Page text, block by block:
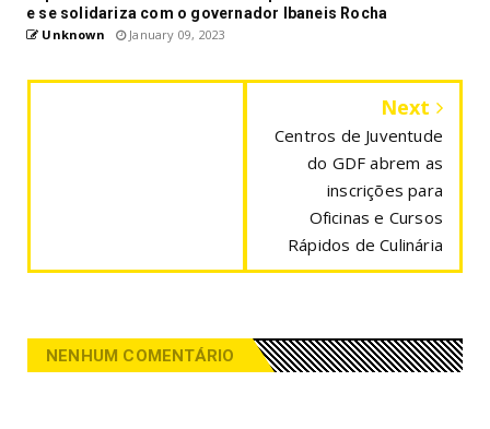
e se solidariza com o governador Ibaneis Rocha
Unknown January 09, 2023
Next
Centros de Juventude
do GDF abrem as
inscrições para
Oficinas e Cursos
Rápidos de Culinária
NENHUM COMENTÁRIO